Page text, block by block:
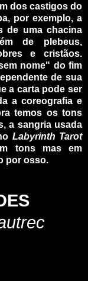
dos castigos do
por exemplo, a
de uma chacina
de plebeus,
e cristãos.
nome" do fim
de sua
a carta pode ser
a coreografia e
temos os tons
a sangria usada
Labyrinth Tarot
tons mas em
por osso.